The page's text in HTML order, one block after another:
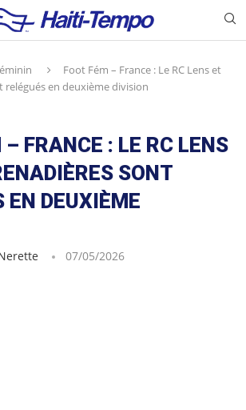
Foot Fém – France : Le RC Lens et
relégués en deuxième division
– FRANCE : LE RC LENS
SONT
EN DEUXIÈME
07/05/2026